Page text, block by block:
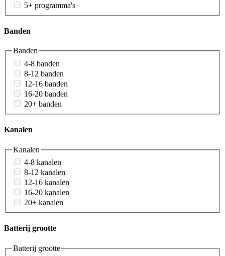
5+ programma's
Banden
Banden
4-8 banden
8-12 banden
12-16 banden
16-20 banden
20+ banden
Kanalen
Kanalen
4-8 kanalen
8-12 kanalen
12-16 kanalen
16-20 kanalen
20+ kanalen
Batterij grootte
Batterij grootte